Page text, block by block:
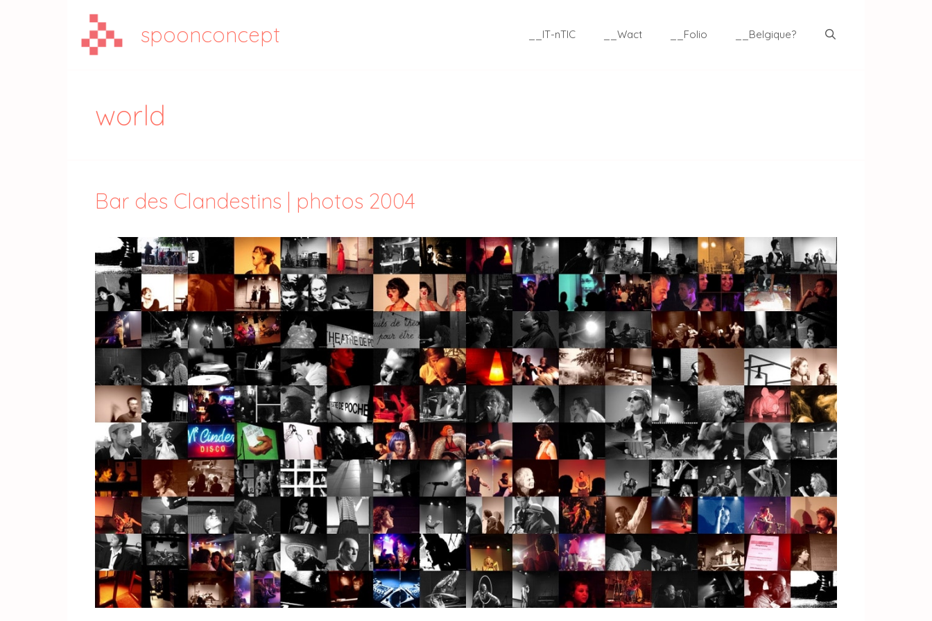
spoonconcept __IT-nTIC __Wact __Folio __Belgique?
world
Bar des Clandestins | photos 2004